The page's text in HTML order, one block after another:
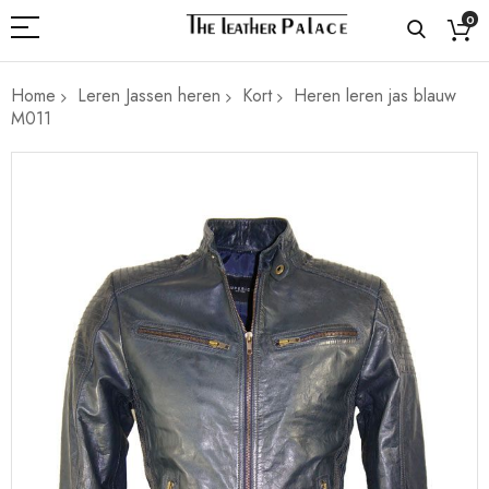
0
Home Leren Jassen heren Kort
Heren leren jas blauw
M011
afbeeldingen-